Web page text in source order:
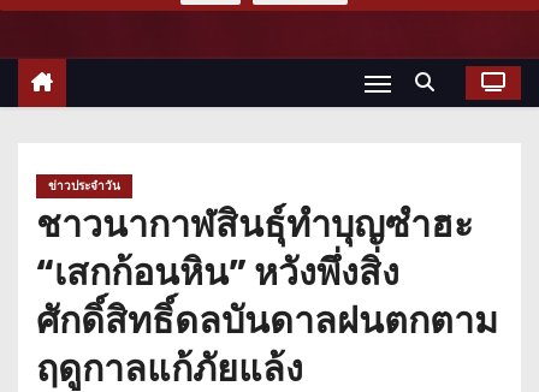
ข่าวประจำวัน
ชาวนากาฬสินธุ์ทำบุญซำฮะ
“เสกก้อนหิน” หวังพึ่งสิ่ง
ศักดิ์สิทธิ์ดลบันดาลฝนตกตาม
ฤดูกาลแก้ภัยแล้ง